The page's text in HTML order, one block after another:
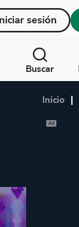
sesión
Buscar
Inicio
Ad